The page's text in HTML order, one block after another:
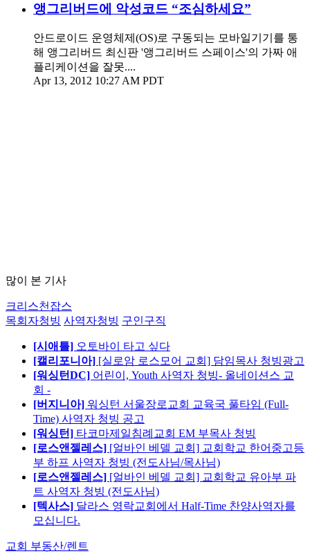
앵그리버드에 악성코드 “조심하세요”
안드로이드 운영체제(OS)로 구동되는 모바일기기를 통
해 앵그리버드 최신판 '앵그리버드 스페이스'의 가짜 애
플리케이션을 잘못....
Apr 13, 2012 10:27 AM PDT
많이 본 기사
크리스천잡스
목회자청빙 사역자청빙 구인구직
[시애틀] 오토바이 타고 싶다
[캘리포니아] [실로암 로스모어 교회] 담임목사 청빙광고
[워싱턴DC] 어린이, Youth 사역자 청빙- 올네이션스 교
회 -
[버지니아] 워싱턴 서울장로교회 교육국 풀타임 (Full-
Time) 사역자 청빙 공고
[워싱턴] 타코마제일침례교회 EM 부목사 청빙
[로스앤젤레스] [얼바인 베델 교회] 교회학교 한어중고등
부 하프 사역자 청빙 (전도사님/목사님)
[로스앤젤레스] [얼바인 베델 교회] 교회학교 유아부 파
트 사역자 청빙 (전도사님)
[텍사스] 달라스 영락교회에서 Half-Time 찬양사역자를
모십니다.
교회 부동산/렌트